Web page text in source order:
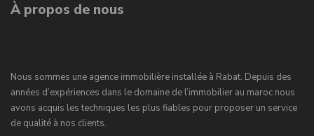
À propos de nous
Nous sommes une agence immobilière installée à Rabat. Depuis des
années d’expériences dans le domaine de l’immobilier au maroc nous
avons acquis les techniques les plus fiables pour proposer un service
de qualité à nos clients.